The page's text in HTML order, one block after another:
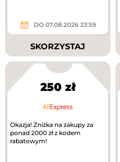
DO 07.08.2026 23:59
SKORZYSTAJ
250 zł
Okazja! Zniżka na zakupy za
ponad 2000 zł z kodem
rabatowym!